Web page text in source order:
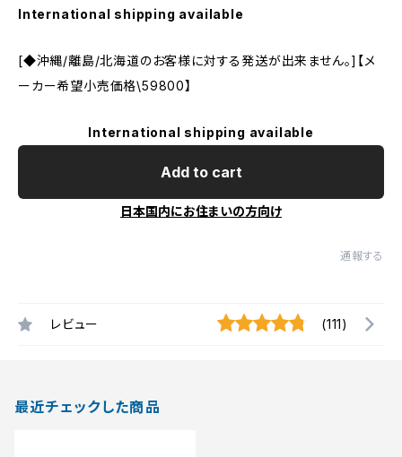
International shipping available
[◆沖縄/離島/北海道のお客様に対する発送が出来ません。]【メ
ーカー希望小売価格\59800】
International shipping available
Add to cart
日本国内にお住まいの方向け
通報する
レビュー (111)
最近チェックした商品